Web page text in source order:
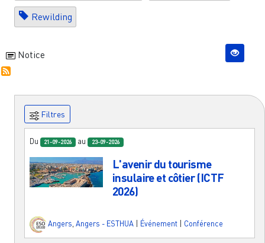
Rewilding
Notice
Filtres
Du 21-09-2026 au 23-09-2026
L'avenir du tourisme
insulaire et côtier (ICTF
2026)
Angers Angers - ESTHUA Événement Conférence